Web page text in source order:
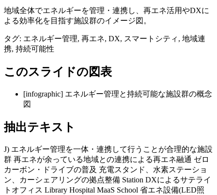
地域全体でエネルギーを管理・連携し、再エネ活用やDXに
よる効率化を目指す施設群のイメージ図。
タグ: エネルギー管理, 再エネ, DX, スマートシティ, 地域連
携, 持続可能性
このスライドの図表
[infographic] エネルギー管理と持続可能な施設群の概念
図
抽出テキスト
J) エネルギー管理を一体・連携して行うことが合理的な施設
群 再エネが余っている地域との連携による再エネ融通 ゼロ
カーボン・ドライブの普及 充電スタンド、水素ステーショ
ン、カーシェアリングの拠点整備 Station DXによるサテライ
トオフィス Library Hospital MaaS School 省エネ設備(LED照